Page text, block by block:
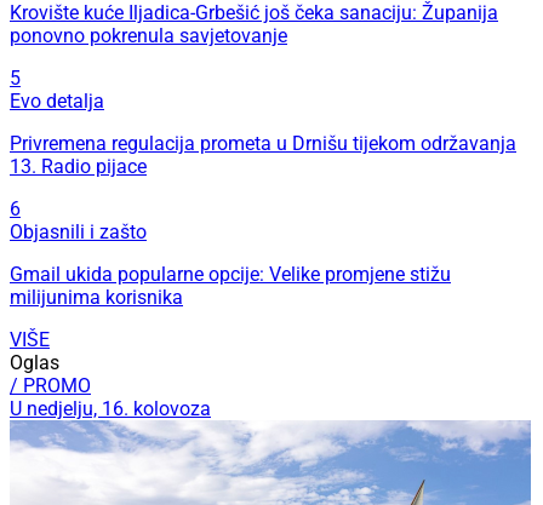
Krovište kuće Iljadica-Grbešić još čeka sanaciju: Županija
ponovno pokrenula savjetovanje
5
Evo detalja
Privremena regulacija prometa u Drnišu tijekom održavanja
13. Radio pijace
6
Objasnili i zašto
Gmail ukida popularne opcije: Velike promjene stižu
milijunima korisnika
VIŠE
Oglas
/ PROMO
U nedjelju, 16. kolovoza